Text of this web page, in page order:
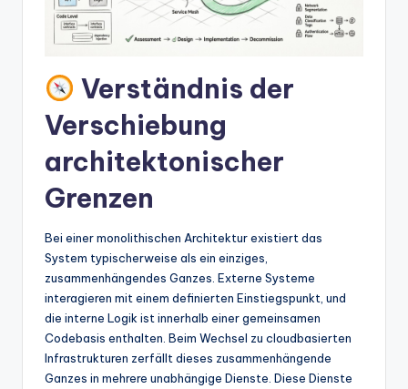
U
Verständnis der
Verschiebung
architektonischer
Grenzen
Bei einer monolithischen Architektur existiert das
System typischerweise als ein einziges,
zusammenhängendes Ganzes. Externe Systeme
interagieren mit einem definierten Einstiegspunkt, und
die interne Logik ist innerhalb einer gemeinsamen
Codebasis enthalten. Beim Wechsel zu cloudbasierten
Infrastrukturen zerfällt dieses zusammenhängende
Ganzes in mehrere unabhängige Dienste. Diese Dienste